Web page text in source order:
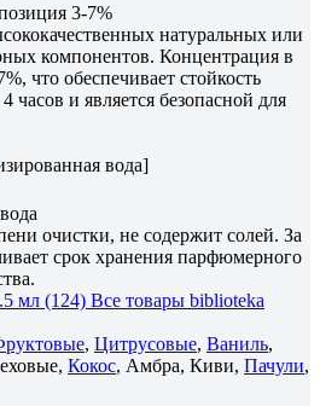
3-7%
натуральных или
компонентов. Концентрация в
что обеспечивает стойкость
часов и является безопасной для
вода]
очистки, не содержит солей. За
срок хранения парфюмерного
мл (124) Все товары biblioteka
, Цитрусовые, Ваниль,
Кокос, Амбра, Киви, Пачули,